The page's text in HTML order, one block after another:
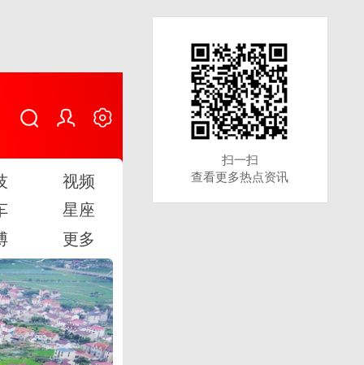
视频
星座
更多
扫一扫
查看更多热点资讯
扫一扫
查看更多热点资讯